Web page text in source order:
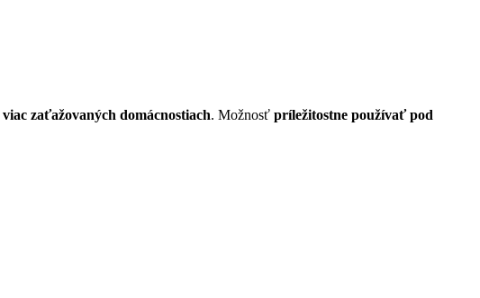
viac zaťažovaných domácnostiach. Možnosť príležitostne používať pod